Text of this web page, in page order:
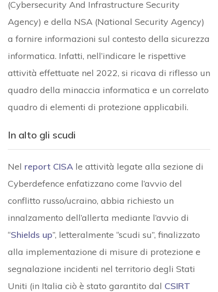
(Cybersecurity And Infrastructure Security
Agency) e della NSA (National Security Agency)
a fornire informazioni sul contesto della sicurezza
informatica. Infatti, nell’indicare le rispettive
attività effettuate nel 2022, si ricava di riflesso un
quadro della minaccia informatica e un correlato
quadro di elementi di protezione applicabili.
In alto gli scudi
Nel report CISAle attività legate alla sezione di
Cyberdefence enfatizzano come l’avvio del
conflitto russo/ucraino, abbia richiesto un
innalzamento dell’allerta mediante l’avvio di
“Shields up”, letteralmente “scudi su”, finalizzato
alla implementazione di misure di protezione e
segnalazione incidenti nel territorio degli Stati
Uniti (in Italia ciò è stato garantito dal CSIRT